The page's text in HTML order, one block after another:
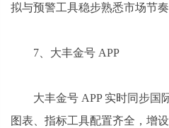
拟与预警工具稳步熟悉市场节奏
7、大丰金号 APP
大丰金号 APP 实时同步国
图表、指标工具配置齐全，增